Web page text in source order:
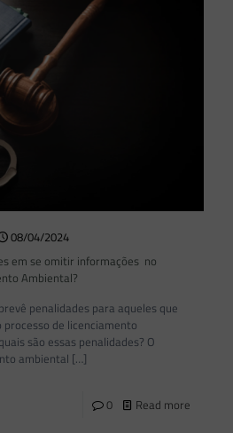
08/04/2024
em se omitir informações no
Ambiental?
penalidades para aqueles que
de licenciamento
são essas penalidades? O
ambiental […]
0 Read more